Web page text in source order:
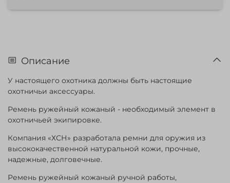
Описание
У настоящего охотника должны быть настоящие
охотничьи аксессуары.
Ремень ружейный кожаный - необходимый элемент в
охотничьей экипировке.
Компания «ХСН» разработала ремни для оружия из
высококачественной натуральной кожи, прочные,
надежные, долговечные.
Ремень ружейный кожаный ручной работы,